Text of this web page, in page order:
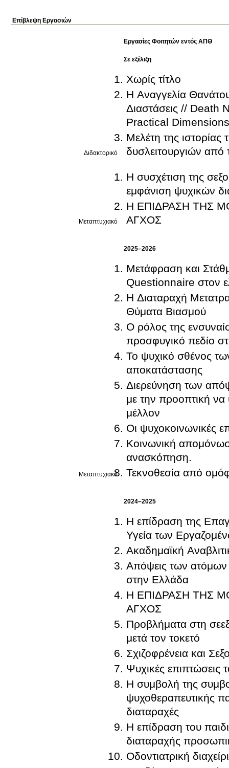
Επίβλεψη Εργασιών
Εργασίες Φοιτητών εντός ΑΠΘ
Σε εξέλιξη
Διδακτορικό
Χωρίς τίτλο
Η Αναγγελία
Διαστάσεις //
Practical Dimensions
Μελέτη της
δυσλειτουργιών
Μεταπτυχιακό
Η συσχέτιση της
εμφάνιση ψυχικών
Η ΕΠΙΔΡΑΣΗ ΤΗΣ
ΑΓΧΟΣ
2025–2026
Μεταπτυχιακό
Μετάφραση και
Questionnaire στον
Η Διαταραχή
Θύματα Βιασμού
Ο ρόλος της
προσφυγικό πεδίο
Το ψυχικό σθένος
αποκατάστασης
Διερεύνηση των
με την προοπτική να
μέλλον
Οι ψυχοκοινωνικές
Κοινωνική
ανασκόπηση.
Τεκνοθεσία από
2024–2025
Η επίδραση της
Υγεία των
Ακαδημαϊκή
Απόψεις των ατόμων
στην Ελλάδα
Η ΕΠΙΔΡΑΣΗ ΤΗΣ
ΑΓΧΟΣ
Προβλήματα στη
μετά τον τοκετό
Σχιζοφρένεια και
Ψυχικές επιπτώσεις
Η συμβoλή της
ψυχοθεραπευτικής
διαταραχές
Η επίδραση του
διαταραχής
Οδοντιατρική